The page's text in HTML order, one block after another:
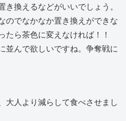
換えるなどがいいでしょう。
のでなかなか置き換えができな
たら茶色に変えなければ！！
並んで欲しいですね。争奪戦に
大人より減らして食べさせまし